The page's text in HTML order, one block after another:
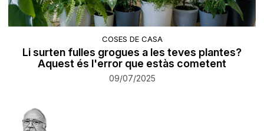
COSES DE CASA
Li surten fulles grogues a les teves plantes?
Aquest és l'error que estàs cometent
09/07/2025